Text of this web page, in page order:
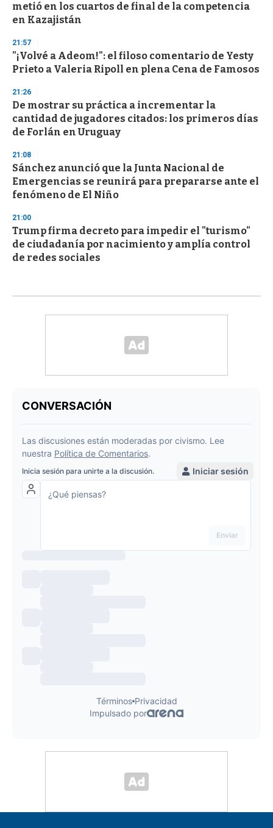
metió en los cuartos de final de la competencia
en Kazajistán
21:57
"¡Volvé a Adeom!": el filoso comentario de Yesty
Prieto a Valeria Ripoll en plena Cena de Famosos
21:26
De mostrar su práctica a incrementar la
cantidad de jugadores citados: los primeros días
de Forlán en Uruguay
21:08
Sánchez anunció que la Junta Nacional de
Emergencias se reunirá para prepararse ante el
fenómeno de El Niño
21:00
Trump firma decreto para impedir el "turismo"
de ciudadanía por nacimiento y amplía control
de redes sociales